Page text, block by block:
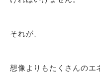
それが、
想像よりもたくさんのエ